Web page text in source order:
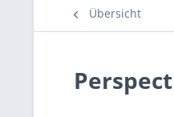
Übersicht